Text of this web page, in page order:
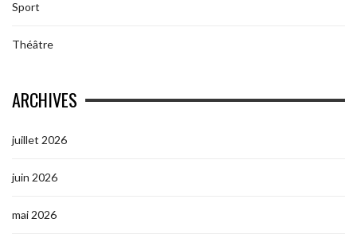
Sport
Théâtre
ARCHIVES
juillet 2026
juin 2026
mai 2026